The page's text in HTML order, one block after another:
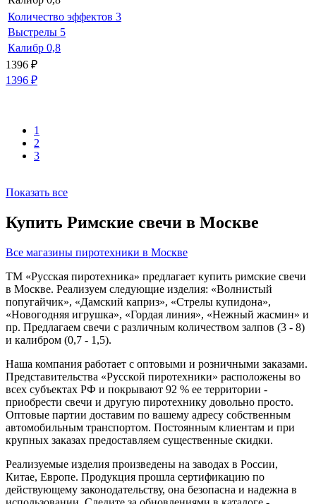
Количество эффектов 3
Выстрелы 5
Калибр 0,8
1396 ₽
1396 ₽
1
2
3
Показать все
Купить Римские свечи в Москве
Все магазины пиротехники в Москве
ТМ «Русская пиротехника» предлагает купить римские свечи
в Москве. Реализуем следующие изделия: «Волнистый
попугайчик», «Дамский каприз», «Стрелы купидона»,
«Новогодняя игрушка», «Гордая линия», «Нежный жасмин» и
пр. Предлагаем свечи с различным количеством залпов (3 - 8)
и калибром (0,7 - 1,5).
Наша компания работает с оптовыми и розничными заказами.
Представительства «Русской пиротехники» расположены во
всех субъектах РФ и покрывают 92 % ее территории -
приобрести свечи и другую пиротехнику довольно просто.
Оптовые партии доставим по вашему адресу собственным
автомобильным транспортом. Постоянным клиентам и при
крупных заказах предоставляем существенные скидки.
Реализуемые изделия произведены на заводах в России,
Китае, Европе. Продукция прошла сертификацию по
действующему законодательству, она безопасна и надежна в